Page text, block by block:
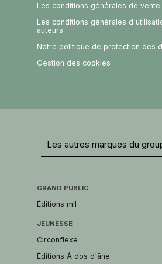
Les conditions générales de vente
Les conditions générales
auteurs
Notre politique de protection des
Gestion des cookies
Les autres marques du
GRAND PUBLIC
Éditions mll
JEUNESSE
Circonflexe
Éditions À dos d'âne